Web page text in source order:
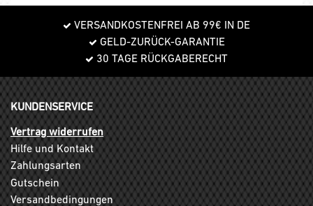
VERSANDKOSTENFREI AB 99€ IN DE
GELD-ZURÜCK-GARANTIE
30 TAGE RÜCKGABERECHT
KUNDENSERVICE
Vertrag widerrufen
Hilfe und Kontakt
Zahlungsarten
Gutschein
Versandbedingungen